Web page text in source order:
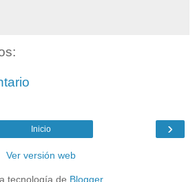
›
Inicio
Ver versión web
tecnología de Blogger.